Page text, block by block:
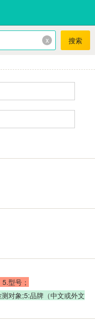
x 搜索
5.型号；
对象;5:品牌（中文或外文